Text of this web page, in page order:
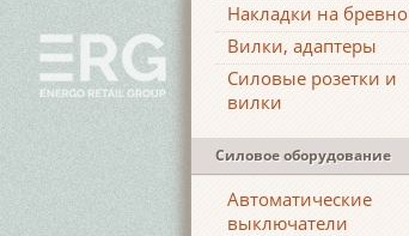
Накладки на бревно
Вилки, адаптеры
Силовые розетки и
вилки
Силовое оборудование
Автоматические
выключатели